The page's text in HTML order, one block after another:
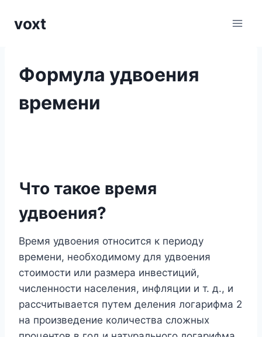
voxt
Формула удвоения
времени
Что такое время
удвоения?
Время удвоения относится к периоду
времени, необходимому для удвоения
стоимости или размера инвестиций,
численности населения, инфляции и т. д., и
рассчитывается путем деления логарифма 2
на произведение количества сложных